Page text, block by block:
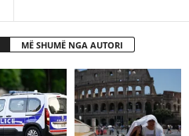
MË SHUMË NGA AUTORI